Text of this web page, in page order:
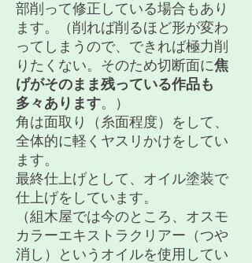
部削って修正している場合もあり
ます。（削れば削るほど形が変わ
ってしまうので、できれば極力削
りたくない。そのため切断面に焦
げがそのまま残っている作品も
多々あります。）
角は面取り（糸面程度）をして、
全体的に軽くヤスリかけをしてい
ます。
最終仕上げとして、オイル塗装で
仕上げをしています。
（組木屋では今のところ、オスモ
カラーエキストラクリアー（つや
消し）というオイルを使用してい